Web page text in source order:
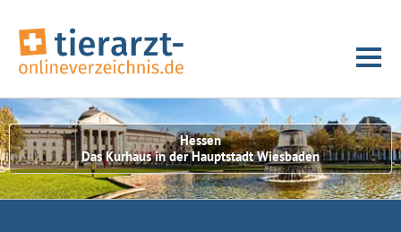
Hessen
Das Kurhaus in der Hauptstadt Wiesbaden